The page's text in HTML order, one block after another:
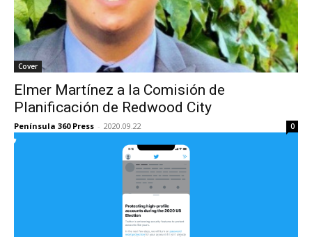
Cover
Elmer Martínez a la Comisión de
Planificación de Redwood City
Península 360 Press - 2020.09.22 0